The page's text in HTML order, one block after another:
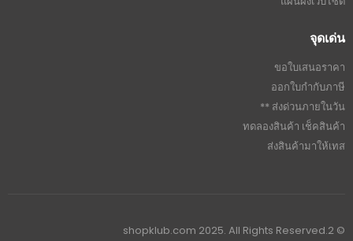
จุดเด่น
ขอใบเสนอราคา
ออกใบกำกับภาษี
ส่งด่วนภายในวัน **
ทดลองสินค้า เช็คสินค้า
ส่งสินค้ามาให้เทส
© 2.shopklub.com 2025. All Rights Reserved